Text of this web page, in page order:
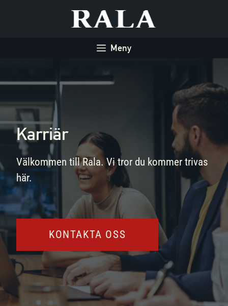
Meny
Karriär
Välkommen till Rala. Vi tror du kommer trivas
här.
KONTAKTA OSS